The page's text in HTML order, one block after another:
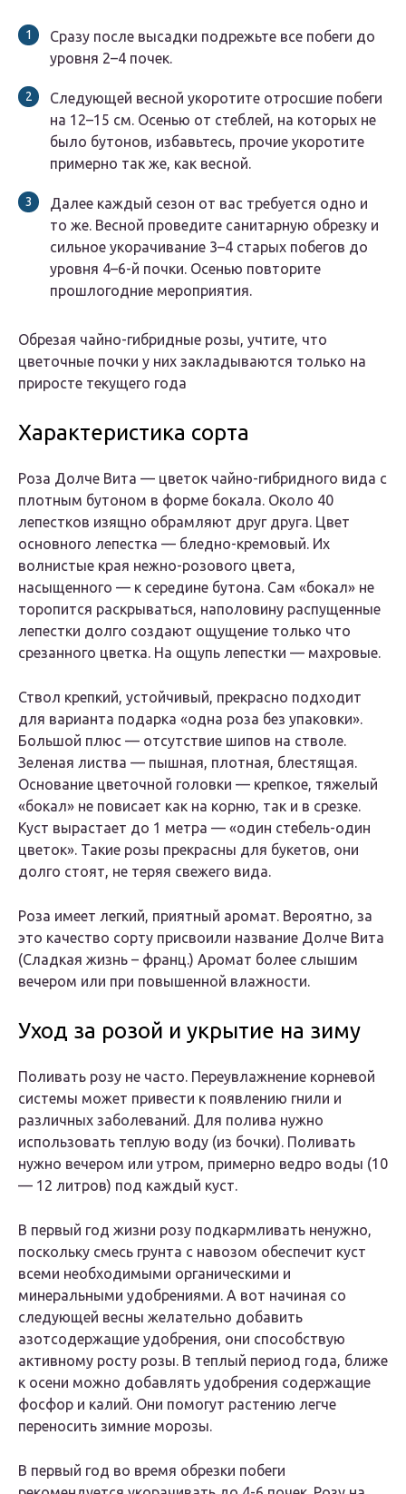
Сразу после высадки подрежьте все побеги до
уровня 2–4 почек.
Следующей весной укоротите отросшие побеги
на 12–15 см. Осенью от стеблей, на которых не
было бутонов, избавьтесь, прочие укоротите
примерно так же, как весной.
Далее каждый сезон от вас требуется одно и
то же. Весной проведите санитарную обрезку и
сильное укорачивание 3–4 старых побегов до
уровня 4–6-й почки. Осенью повторите
прошлогодние мероприятия.
Обрезая чайно-гибридные розы, учтите, что
цветочные почки у них закладываются только на
приросте текущего года
Характеристика сорта
Роза Долче Вита — цветок чайно-гибридного вида с
плотным бутоном в форме бокала. Около 40
лепестков изящно обрамляют друг друга. Цвет
основного лепестка — бледно-кремовый. Их
волнистые края нежно-розового цвета,
насыщенного — к середине бутона. Сам «бокал» не
торопится раскрываться, наполовину распущенные
лепестки долго создают ощущение только что
срезанного цветка. На ощупь лепестки — махровые.
Ствол крепкий, устойчивый, прекрасно подходит
для варианта подарка «одна роза без упаковки».
Большой плюс — отсутствие шипов на стволе.
Зеленая листва — пышная, плотная, блестящая.
Основание цветочной головки — крепкое, тяжелый
«бокал» не повисает как на корню, так и в срезке.
Куст вырастает до 1 метра — «один стебель-один
цветок». Такие розы прекрасны для букетов, они
долго стоят, не теряя свежего вида.
Роза имеет легкий, приятный аромат. Вероятно, за
это качество сорту присвоили название Долче Вита
(Сладкая жизнь – франц.) Аромат более слышим
вечером или при повышенной влажности.
Уход за розой и укрытие на зиму
Поливать розу не часто. Переувлажнение корневой
системы может привести к появлению гнили и
различных заболеваний. Для полива нужно
использовать теплую воду (из бочки). Поливать
нужно вечером или утром, примерно ведро воды (10
— 12 литров) под каждый куст.
В первый год жизни розу подкармливать ненужно,
поскольку смесь грунта с навозом обеспечит куст
всеми необходимыми органическими и
минеральными удобрениями. А вот начиная со
следующей весны желательно добавить
азотсодержащие удобрения, они способствую
активному росту розы. В теплый период года, ближе
к осени можно добавлять удобрения содержащие
фосфор и калий. Они помогут растению легче
переносить зимние морозы.
В первый год во время обрезки побеги